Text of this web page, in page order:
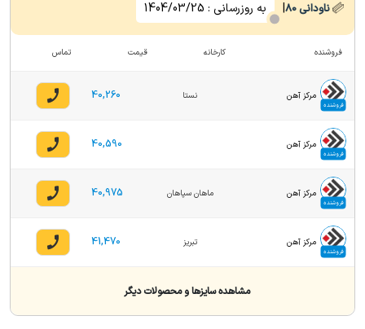
ناودانی80
| به روزرسانی : 1404/03/25
فروشنده کارخانه قیمت تماس
فروشنده
مرکز آهن نستا 40,260
فروشنده
مرکز آهن 40,590
فروشنده
مرکز آهن ماهان سپاهان 40,975
فروشنده
مرکز آهن تبریز 41,470
مشاهده سایزها و محصولات دیگر